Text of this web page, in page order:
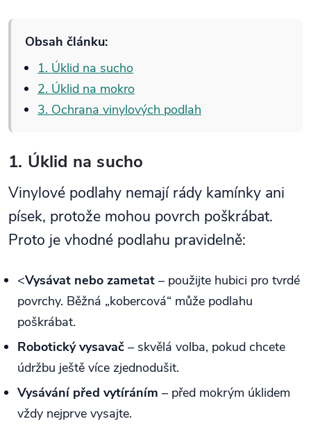
Obsah článku:
1. Úklid na sucho
2. Úklid na mokro
3. Ochrana vinylových podlah
1. Úklid na sucho
Vinylové podlahy nemají rády kamínky ani
písek, protože mohou povrch poškrábat.
Proto je vhodné podlahu pravidelně:
<Vysávat nebo zametat– použijte hubici pro tvrdé
povrchy. Běžná „kobercová“ může podlahu
poškrábat.
Robotický vysavač– skvělá volba, pokud chcete
údržbu ještě více zjednodušit.
Vysávání před vytíráním – před mokrým úklidem
vždy nejprve vysajte.